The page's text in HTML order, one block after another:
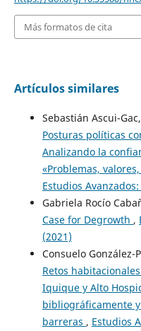
Más formatos de cita
Artículos similares
Sebastián Ascui-
Posturas políticas
Analizando la
«Problemas,
Estudios
Gabriela Rocío
Case for Degrowth ,
(2021)
Consuelo
Retos
Iquique y Alto
bibliográficamente
barreras , Estudios